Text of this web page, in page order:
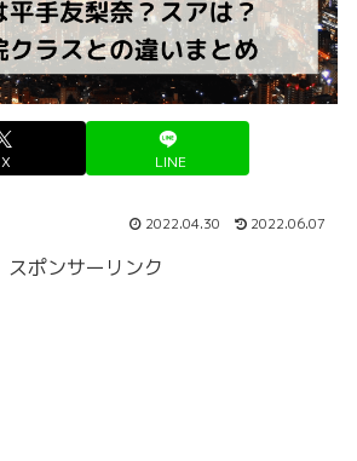
X LINE
2022.04.30 2022.06.07
スポンサーリンク